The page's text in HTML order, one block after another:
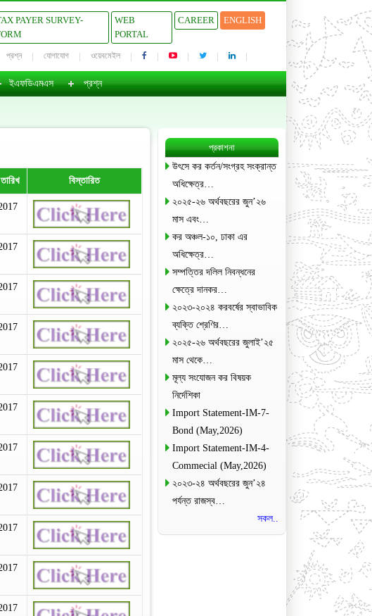
PAYER SURVEY-
WEB
PORTAL
CAREER ENGLISH
প্রশ্ন যোগাযোগ ওয়েবমেইল
ইএফডিএমএস প্রশ্ন
বিস্তারিত
প্রকাশনা
উৎসে কর কর্তন/সংগ্রহ সংক্রান্ত
অধিক্ষেত্র…
২০২৫-২৬ অর্থবছরের জুন’২৬
মাস এবং…
কর অঞ্চল-১০, ঢাকা এর
অধিক্ষেত্র…
সম্পত্তির দলিল নিবন্ধনের
ক্ষেত্রে দানকর…
২০২৩-২০২৪ করবর্ষের স্বাভাবিক
ব্যক্তি শ্রেণির…
২০২৫-২৬ অর্থবছরের জুলাই’২৫
মাস থেকে…
মূল্য সংযোজন কর বিষয়ক
নির্দেশিকা
Import Statement-IM-7-
Bond (May,2026)
Import Statement-IM-4-
Commecial (May,2026)
২০২৩-২৪ অর্থবছরের জুন’২৪
পর্যন্ত রাজস্ব…
সকল..